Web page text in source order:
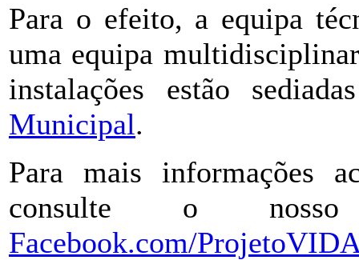
Para o efeito, a equipa
uma equipa
instalações estão
Municipal.
Para mais informações
consulte o
Facebook.com/